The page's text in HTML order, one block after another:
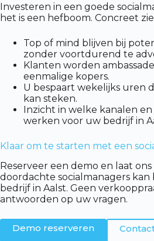
Investeren in een goede
het is een hefboom. Concreet
Top of mind blijven bij
zonder voortdurend te
Klanten worden
eenmalige kopers.
U bespaart wekelijks uren
kan steken.
Inzicht in welke kanalen
werken voor uw bedrijf in
Klaar om te starten met een
Reserveer een demo en laat
doordachte socialmanagers
bedrijf in Aalst. Geen
antwoorden op uw vragen.
Demo reserveren